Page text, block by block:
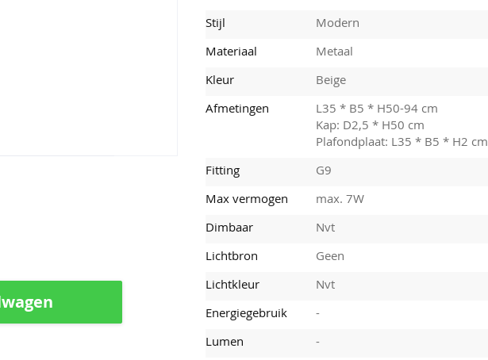
Stijl
Modern
Materiaal
Metaal
Kleur
Beige
Afmetingen
L35 * B5 * H50-94 cm
Kap: D2,5 * H50 cm
Plafondplaat: L35 * B5 * H2 cm
Fitting
G9
Max vermogen
max. 7W
Dimbaar
Nvt
Lichtbron
Geen
Lichtkleur
Nvt
Energiegebruik
-
Lumen
-